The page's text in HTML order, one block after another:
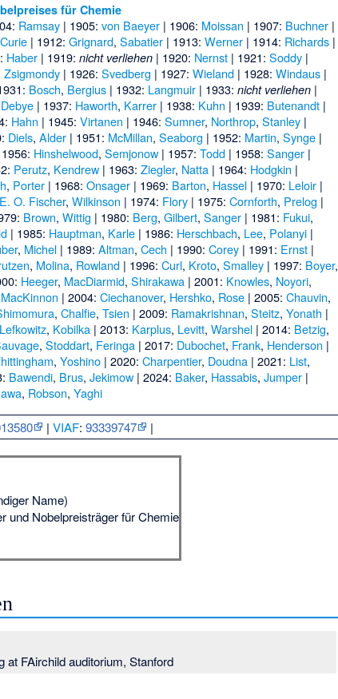
für Chemie
Ramsay | 1905:von Baeyer | 1906: Moissan | 1907: Buchner |
Curie | 1912:Grignard,Sabatier | 1913:Werner | 1914: Richards |
Haber | 1919:nicht verliehen | 1920: Nernst | 1921:Soddy |
Zsigmondy | 1926:Svedberg | 1927:Wieland | 1928:Windaus |
Bosch, Bergius| 1932: Langmuir| 1933: nicht verliehen|
Debye| 1937: Haworth, Karrer| 1938: Kuhn | 1939: Butenandt|
Hahn | 1945:Virtanen | 1946:Sumner, Northrop,Stanley |
Diels,Alder | 1951: McMillan,Seaborg | 1952: Martin,Synge |
Hinshelwood, Semjonow| 1957: Todd| 1958: Sanger|
Perutz, Kendrew | 1963:Ziegler, Natta | 1964: Hodgkin |
, Porter| 1968: Onsager| 1969: Barton, Hassel| 1970: Leloir|
E. O. Fischer,Wilkinson | 1974: Flory | 1975:Cornforth, Prelog |
Brown,Wittig | 1980: Berg,Gilbert,Sanger | 1981: Fukui,
| 1985: Hauptman, Karle | 1986: Herschbach, Lee, Polanyi |
, Michel| 1989: Altman, Cech | 1990: Corey| 1991: Ernst|
, Molina, Rowland| 1996: Curl, Kroto, Smalley| 1997: Boyer,
Heeger, MacDiarmid, Shirakawa| 2001: Knowles, Noyori,
MacKinnon | 2004:Ciechanover, Hershko, Rose | 2005:Chauvin,
,Chalfie,Tsien | 2009: Ramakrishnan,Steitz,Yonath |
Lefkowitz, Kobilka| 2013: Karplus, Levitt, Warshel| 2014: Betzig,
,Stoddart, Feringa | 2017: Dubochet, Frank, Henderson |
,Yoshino | 2020:Charpentier, Doudna | 2021: List,
Bawendi, Brus,Jekimow | 2024: Baker, Hassabis,Jumper |
, Robson, Yaghi
|VIAF:93339747 |
Name)
und Nobelpreisträger für Chemie
at FAirchild auditorium, Stanford